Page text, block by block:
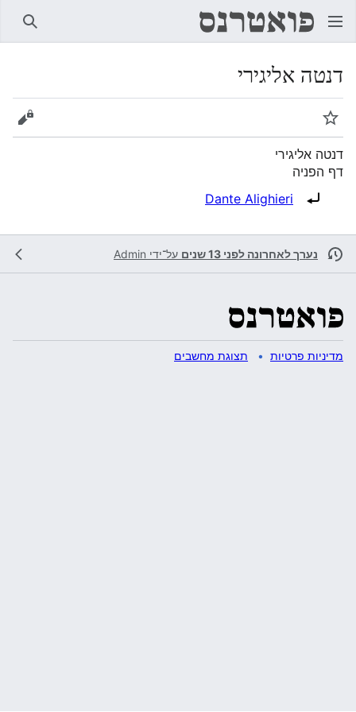
דנטה אליגירי
מעקב
דנטה אליגירי
דף הפניה
הפניה ל:
Dante Alighieri
נערך לאחרונה לפני 13 שנים על־ידי Admin
מדיניות פרטיות תצוגת מחשבים